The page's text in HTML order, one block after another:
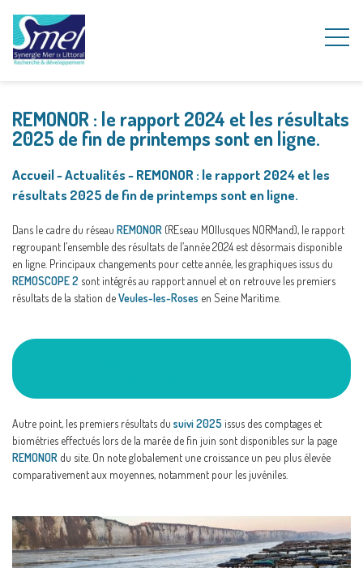
REMONOR : le rapport 2024 et les résultats
2025 de fin de printemps sont en ligne.
Accueil~Actualités~REMONOR : le rapport 2024 et les
résultats 2025 de fin de printemps sont en ligne.
Dans le cadre du réseau REMONOR (REseau MOllusques NORMand), le rapport
regroupant l’ensemble des résultats de l’année 2024 est désormais disponible
en ligne. Principaux changements pour cette année, les graphiques issus du
REMOSCOPE 2 sont intégrés au rapport annuel et on retrouve les premiers
résultats de la station deVeules-les-Roses en Seine Maritime.
Autre point, les premiers résultats du suivi 2025issus des comptages et
biométries effectués lors de la marée de fin juin sont disponibles sur la page
REMONOR du site. On note globalement une croissance un peu plus élevée
comparativement aux moyennes, notamment pour les juvéniles.